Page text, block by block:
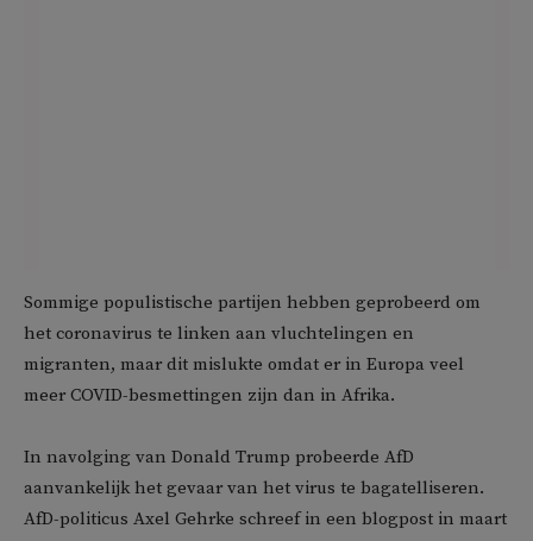
Sommige populistische partijen hebben geprobeerd om
het coronavirus te linken aan vluchtelingen en
migranten, maar dit mislukte omdat er in Europa veel
meer COVID-besmettingen zijn dan in Afrika.
In navolging van Donald Trump probeerde AfD
aanvankelijk het gevaar van het virus te bagatelliseren.
AfD-politicus Axel Gehrke schreef in een blogpost in maart